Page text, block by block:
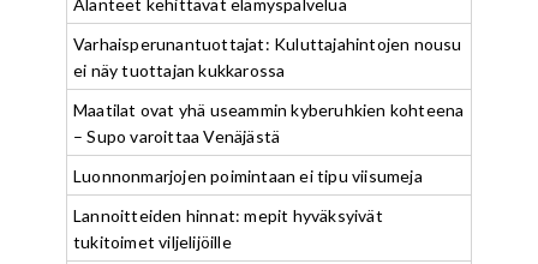
Alanteet kehittävät elämyspalvelua
Varhaisperunantuottajat: Kuluttajahintojen nousu
ei näy tuottajan kukkarossa
Maatilat ovat yhä useammin kyberuhkien kohteena
– Supo varoittaa Venäjästä
Luonnonmarjojen poimintaan ei tipu viisumeja
Lannoitteiden hinnat: mepit hyväksyivät
tukitoimet viljelijöille